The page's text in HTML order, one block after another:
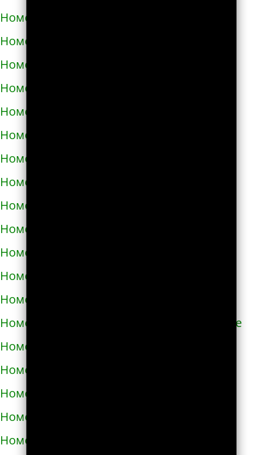
Номера телефонов такси в Яворове
Номера телефонов такси в Яготине
Номера телефонов такси в Абазе
Номера телефонов такси в Абакане
Номера телефонов такси в Абдулино
Номера телефонов такси в Абинске
Номера телефонов такси в Агидели
Номера телефонов такси в Агинском
Номера телефонов такси в Агрызе
Номера телефонов такси в Адыгейске
Номера телефонов такси в Азнакаево
Номера телефонов такси в Азове
Номера телефонов такси в Ак-Довураке
Номера телефонов такси в Академгородке
Номера телефонов такси в Аксае
Номера телефонов такси в Алагире
Номера телефонов такси в Алапаевске
Номера телефонов такси в Алатыре
Номера телефонов такси в Алдане